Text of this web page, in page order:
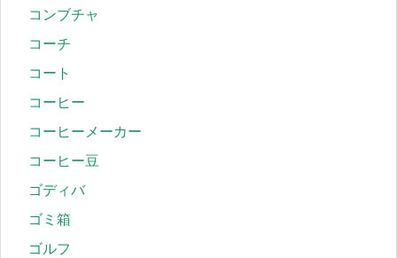
コンブチャ
コーチ
コート
コーヒー
コーヒーメーカー
コーヒー豆
ゴディバ
ゴミ箱
ゴルフ